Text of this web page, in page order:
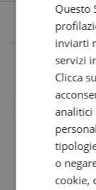
Questo
inviarti
servizi
Clicca
analitici
o
cookie,